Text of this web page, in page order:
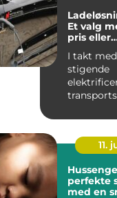
Et valg
pris eller
I takt
stigende
11.
perfekte
med en